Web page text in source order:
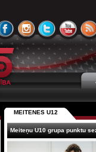
MEITENES U12
Meiteņu U10 grupa punktu